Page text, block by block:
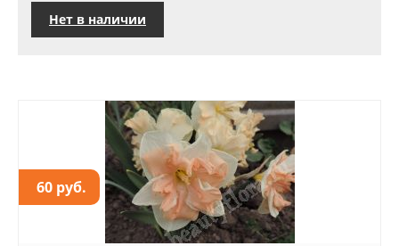
Нет в наличии
60 руб.